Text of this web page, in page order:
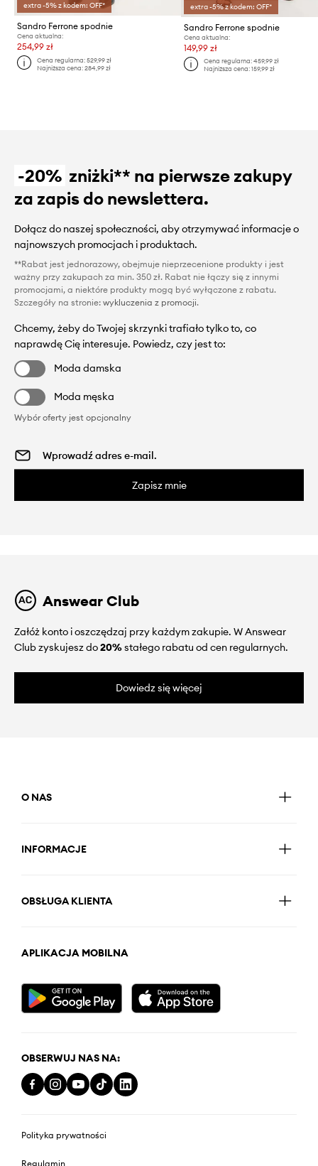
extra -5% z kodem: OFF*
Sandro Ferrone spodnie
Cena aktualna:
254,99 zł
Cena regularna:529,99 zł
Najniższa cena:284,99 zł
extra -5% z kodem: OFF*
Sandro Ferrone spodnie
Cena aktualna:
149,99 zł
Cena regularna: 459,99 zł
Najniższa cena: 159,99 zł
-20% zniżki** na pierwsze zakupy
za zapis do newslettera.
Dołącz do naszej społeczności, aby otrzymywać informacje o
najnowszych promocjach i produktach.
**Rabat jest jednorazowy, obejmuje nieprzecenione produkty i jest
ważny przy zakupach za min. 350 zł. Rabat nie łączy się z innymi
promocjami, a niektóre produkty mogą być wyłączone z rabatu.
Szczegóły na stronie: wykluczenia z promocji.
Chcemy, żeby do Twojej skrzynki trafiało tylko to, co
naprawdę Cię interesuje. Powiedz, czy jest to:
Moda damska
Moda męska
Wybór oferty jest opcjonalny
Zapisz mnie
Answear Club
Załóż konto i oszczędzaj przy każdym zakupie. W Answear
Club zyskujesz do20%stałego rabatu od cen regularnych.
Dowiedz się więcej
O NAS
INFORMACJE
OBSŁUGA KLIENTA
APLIKACJA MOBILNA
OBSERWUJ NAS NA:
Polityka prywatności
Regulamin